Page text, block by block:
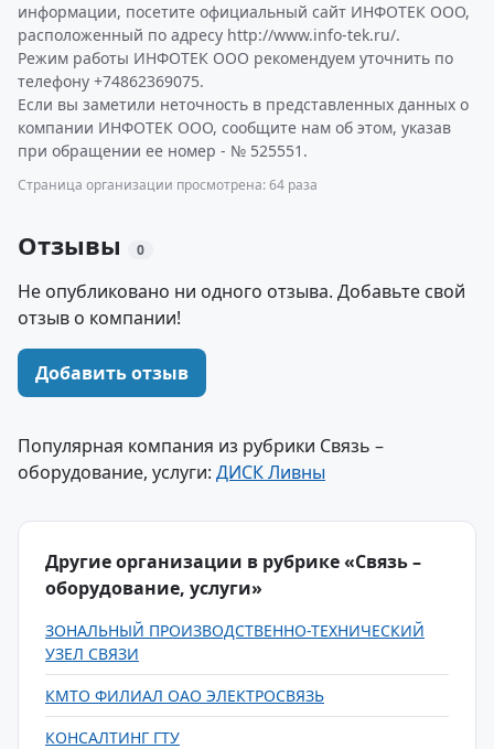
информации, посетите официальный сайт ИНФОТЕК ООО,
расположенный по адресу http://www.info-tek.ru/.
Режим работы ИНФОТЕК ООО рекомендуем уточнить по
телефону +74862369075.
Если вы заметили неточность в представленных данных о
компании ИНФОТЕК ООО, сообщите нам об этом, указав
при обращении ее номер - № 525551.
Страница организации просмотрена: 64 раза
Отзывы 0
Не опубликовано ни одного отзыва. Добавьте свой
отзыв о компании!
Добавить отзыв
Популярная компания из рубрики Связь –
оборудование, услуги: ДИСК Ливны
Другие организации в рубрике «Связь –
оборудование, услуги»
ЗОНАЛЬНЫЙ ПРОИЗВОДСТВЕННО-ТЕХНИЧЕСКИЙ
УЗЕЛ СВЯЗИ
КМТО ФИЛИАЛ ОАО ЭЛЕКТРОСВЯЗЬ
КОНСАЛТИНГ ГТУ